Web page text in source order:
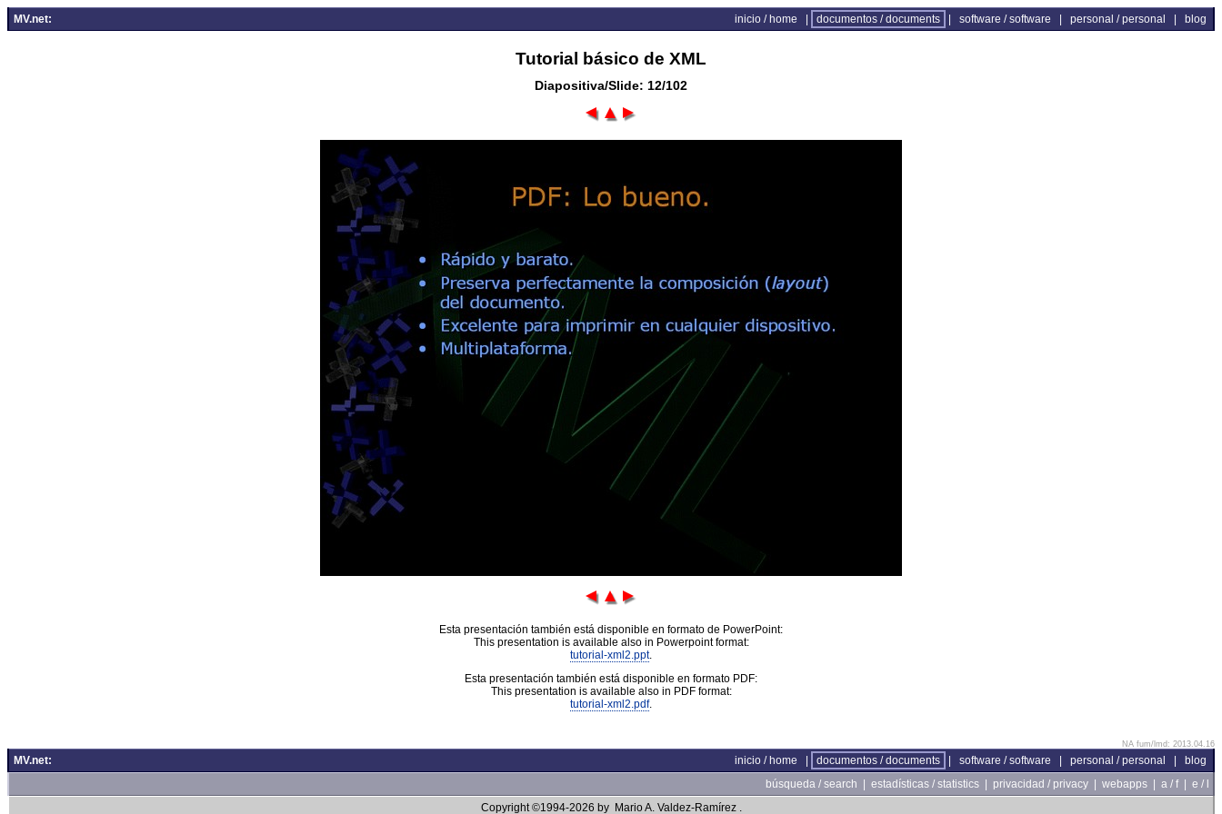
MV.net: inicio / home documentos / documents software / software personal / personal blog
Tutorial básico de XML
Diapositiva/Slide: 12/102
Esta presentación también está disponible en formato de PowerPoint:
This presentation is available also in Powerpoint format:
tutorial-xml2.ppt.
Esta presentación también está disponible en formato PDF:
This presentation is available also in PDF format:
tutorial-xml2.pdf.
NA fum/lmd: 2013.04.16
MV.net: inicio / home documentos / documents software / software personal / personal
blog
búsqueda / search
estadísticas / statistics privacidad / privacy webapps a / f
e / l
Copyright ©1994-2026 by Mario A. Valdez-Ramírez .